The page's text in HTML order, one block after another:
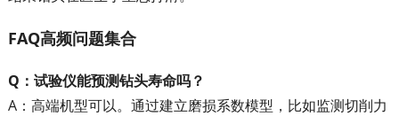
FAQ高频问题集合
Q：试验仪能预测钻头寿命吗？
A：高端机型可以。通过建立磨损系数模型，比如监测切削力